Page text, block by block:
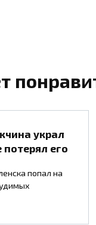
украл
его
попал на